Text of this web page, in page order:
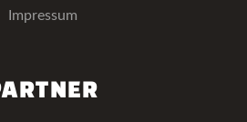
Impressum